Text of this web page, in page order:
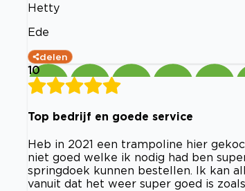
Hetty
Ede
delen
10
Top bedrijf en goede service
Heb in 2021 een trampoline hier
niet goed welke ik nodig had ben
springdoek kunnen bestellen. Ik kan
vanuit dat het weer super goed is